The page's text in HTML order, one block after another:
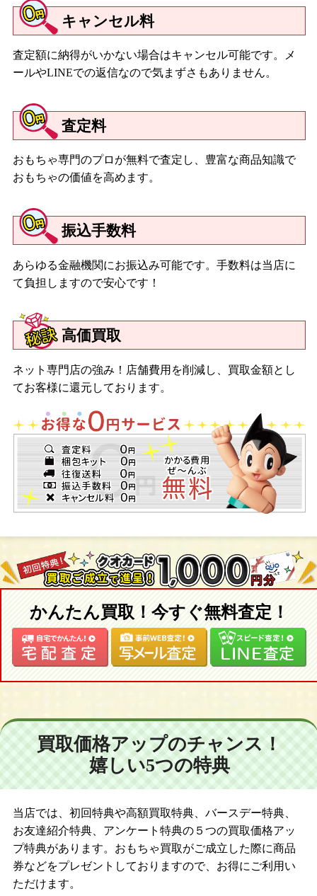
キャンセル料
査定額に納得がいかない場合はキャンセル可能です。メ
ールやLINEでの返信なので気まずさもありません。
査定料
おもちゃ専門のプロが無料で査定し、豊富な商品知識で
おもちゃの価値を高めます。
振込手数料
あらゆる金融機関にお振込み可能です。手数料は当店に
て負担しますので安心です！
高価買取
ネット専門店の強み！店舗費用を削減し、買取金額とし
てお客様に還元しております。
かんたん買取！今すぐ無料査定！
買取価格アップのチャンス！
嬉しい5つの特典
当店では、初回特典や高額買取特典、バースデー特典、
お友達紹介特典、アンケート特典の５つの買取価格アッ
プ特典があります。おもちゃ買取がご成立した際に商品
券などをプレゼントしておりますので、お得にご利用い
ただけます。